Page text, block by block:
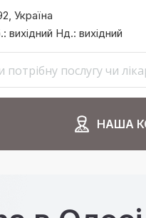
Україна
Нд.: вихідний
НАША